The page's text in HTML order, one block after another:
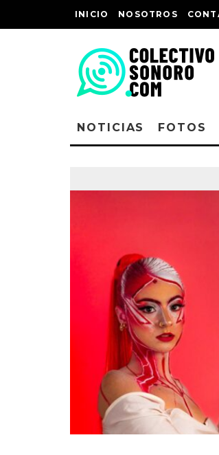
INICIO NOSOTROS
NOTICIAS FOTOS